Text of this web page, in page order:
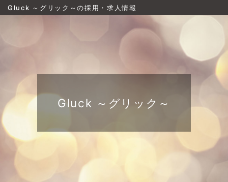
Gluck ～グリック～の採用・求人情報
Gluck ～グリック～